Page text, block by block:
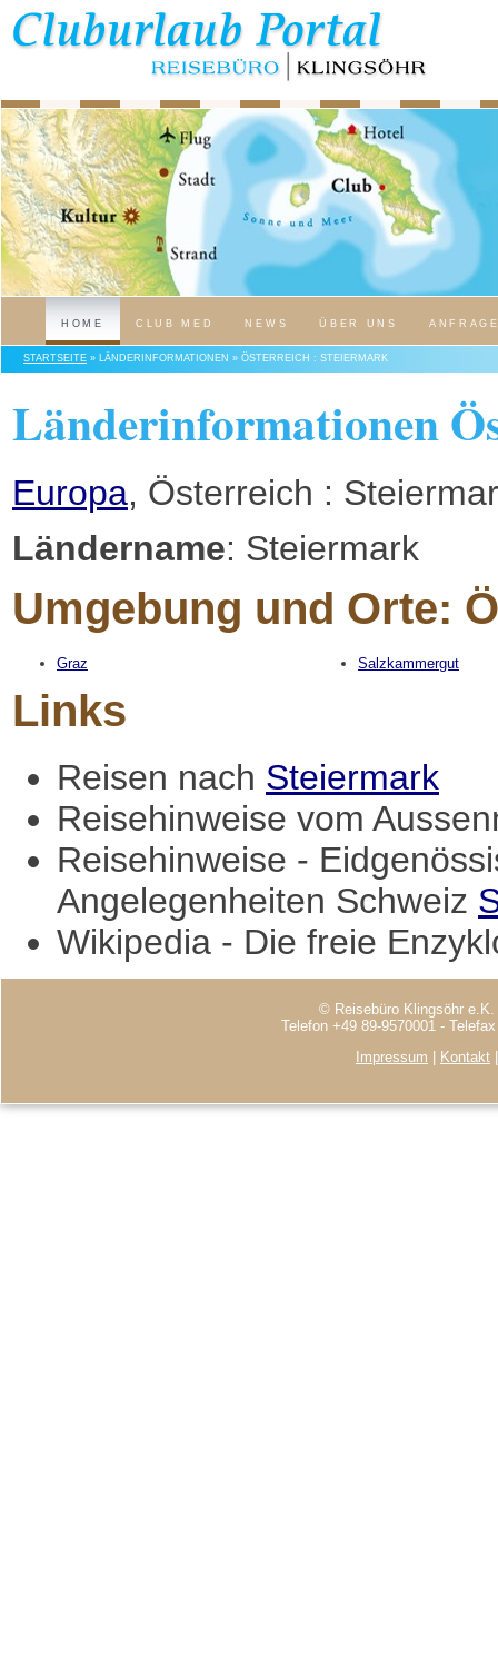
HOME CLUB MED NEWS ÜBER UNS
STARTSEITE » LÄNDERINFORMATIONEN » ÖSTERREICH : STEIERMARK
Länderinformationen
Europa, Österreich :
Ländername: Steiermark
Umgebung und Orte:
Graz Salzkammergut
Links
Reisen nach Steiermark
Reisehinweise vom
Reisehinweise -
Angelegenheiten Schweiz
Wikipedia - Die freie
© Reisebüro Klingsöhr
Telefon +49 89-9570001 -
Impressum
Kontakt